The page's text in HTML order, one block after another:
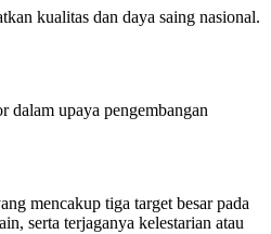
kualitas dan daya saing nasional.
upaya pengembangan
mencakup tiga target besar pada
serta terjaganya kelestarian atau